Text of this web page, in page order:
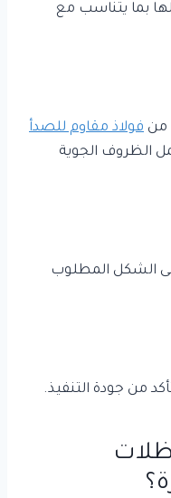
بما يتناسب مع
من فولاذ مقاوم للصدأ
الظروف الجوية
الشكل المطلوب
من جودة التنفيذ.